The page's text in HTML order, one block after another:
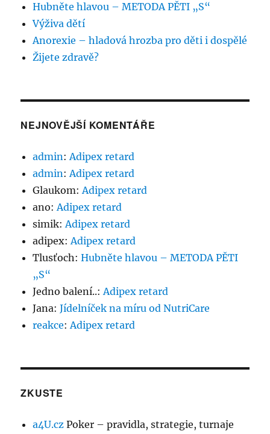
Hubněte hlavou – METODA PĚTI „S“
Výživa dětí
Anorexie – hladová hrozba pro děti i dospělé
Žijete zdravě?
NEJNOVĚJŠÍ KOMENTÁŘE
admin:Adipex retard
admin:Adipex retard
Glaukom:Adipex retard
ano:Adipex retard
simik:Adipex retard
adipex:Adipex retard
Tlusťoch:Hubněte hlavou – METODA PĚTI
„S“
Jedno balení..:Adipex retard
Jana:Jídelníček na míru od NutriCare
reakce:Adipex retard
ZKUSTE
a4U.cz Poker – pravidla, strategie, turnaje